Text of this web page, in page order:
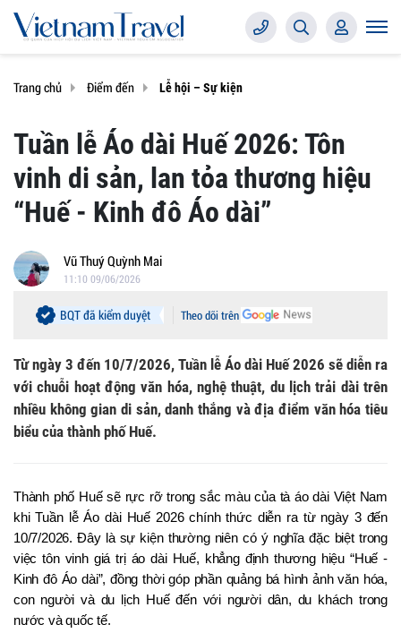
Trang chủ Điểm đến Lễ hội – Sự kiện
Tuần lễ Áo dài Huế 2026: Tôn
vinh di sản, lan tỏa thương hiệu
“Huế - Kinh đô Áo dài”
Vũ Thuý Quỳnh Mai
11:10 09/06/2026
Theo dõi trên
BQT đã kiểm duyệt
Từ ngày 3 đến 10/7/2026, Tuần lễ Áo dài Huế 2026 sẽ diễn ra
với chuỗi hoạt động văn hóa, nghệ thuật, du lịch trải dài trên
nhiều không gian di sản, danh thắng và địa điểm văn hóa tiêu
biểu của thành phố Huế.
Thành phố Huế sẽ rực rỡ trong sắc màu của tà áo dài Việt Nam
khi Tuần lễ Áo dài Huế 2026 chính thức diễn ra từ ngày 3 đến
10/7/2026. Đây là sự kiện thường niên có ý nghĩa đặc biệt trong
việc tôn vinh giá trị áo dài Huế, khẳng định thương hiệu “Huế -
Kinh đô Áo dài”, đồng thời góp phần quảng bá hình ảnh văn hóa,
con người và du lịch Huế đến với người dân, du khách trong
nước và quốc tế.